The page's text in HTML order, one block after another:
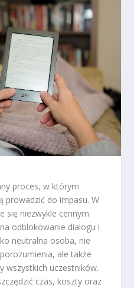
proces, w którym
prowadzić do impasu. W
się niezwykle cennym
odblokowanie dialogu i
neutralna osoba, nie
ale także
wszystkich uczestników.
czas, koszty oraz